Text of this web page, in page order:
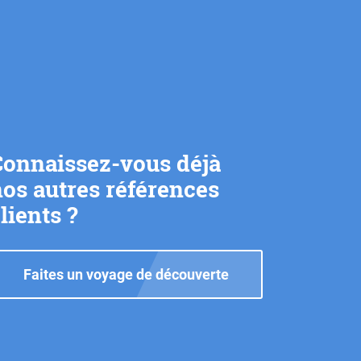
vous déjà
autres références
?
Faites un voyage de découverte